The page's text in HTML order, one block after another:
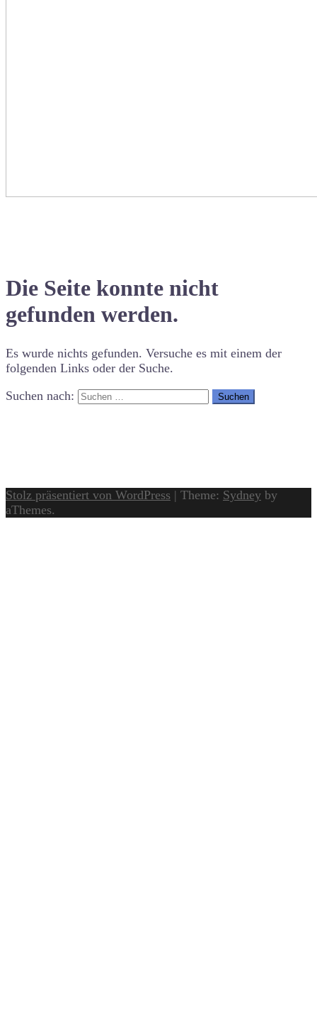
Die Seite konnte nicht
gefunden werden.
Es wurde nichts gefunden. Versuche es mit einem der
folgenden Links oder der Suche.
Suchen nach:
Stolz präsentiert von WordPress | Theme: Sydney by
aThemes.